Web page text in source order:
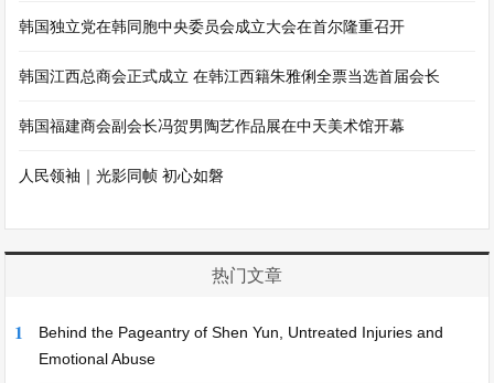
韩国独立党在韩同胞中央委员会成立大会在首尔隆重召开
韩国江西总商会正式成立 在韩江西籍朱雅俐全票当选首届会长
韩国福建商会副会长冯贺男陶艺作品展在中天美术馆开幕
人民领袖｜光影同帧 初心如磐
热门文章
1
Behind the Pageantry of Shen Yun, Untreated Injuries and
Emotional Abuse